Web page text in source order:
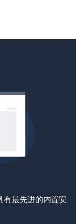
最先进的内置安